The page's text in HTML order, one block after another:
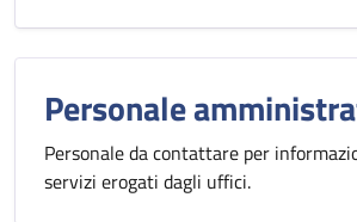
Personale
Personale da contattare per
servizi erogati dagli uffici.